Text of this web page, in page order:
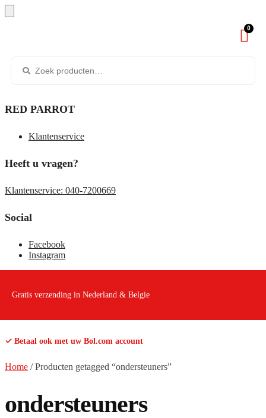
0
RED PARROT
Klantenservice
Heeft u vragen?
Klantenservice: 040-7200669
Social
Facebook
Instagram
Gratis verzending in Nederland & Belgie
✓ Betaal ook met uw Bol.com account
Home /Producten getagged “ondersteuners”
ondersteuners